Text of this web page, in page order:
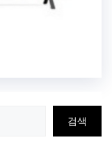
검색